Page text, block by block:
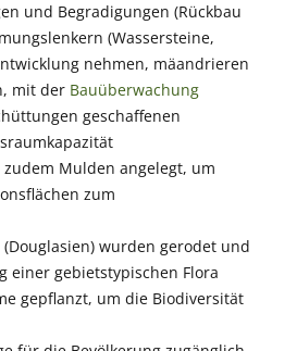
und Begradigungen (Rückbau
(Wassersteine,
nehmen, mäandrieren
mit der Bauüberwachung
geschaffenen
Mulden angelegt, um
zum
wurden gerodet und
einer gebietstypischen Flora
gepflanzt, um die Biodiversität